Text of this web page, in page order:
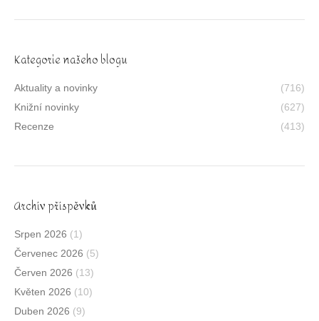
Kategorie našeho blogu
Aktuality a novinky
(716)
Knižní novinky
(627)
Recenze
(413)
Archív příspěvků
Srpen 2026 (1)
Červenec 2026 (5)
Červen 2026 (13)
Květen 2026 (10)
Duben 2026 (9)